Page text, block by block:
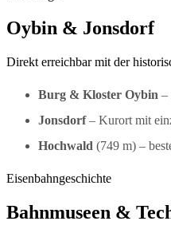
Oybin & Jonsdorf
Direkt erreichbar mit der
Burg & Kloster Oybin –
Jonsdorf– Kurort mit
Hochwald (749 m) –
Eisenbahngeschichte
Bahnmuseen &